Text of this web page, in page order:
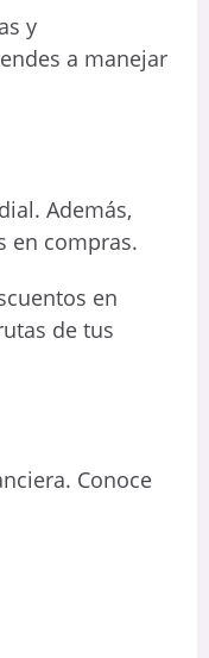
y
a manejar
Además,
en compras.
en
de tus
Conoce